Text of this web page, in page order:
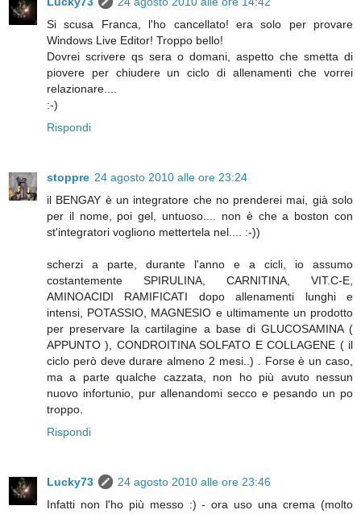
Si scusa Franca, l'ho cancellato! era solo per provare
Windows Live Editor! Troppo bello!
Dovrei scrivere qs sera o domani, aspetto che smetta di
piovere per chiudere un ciclo di allenamenti che vorrei
relazionare....
:-)
Rispondi
stoppre 24 agosto 2010 alle ore 23:24
il BENGAY è un integratore che no prenderei mai, già solo
per il nome, poi gel, untuoso.... non è che a boston con
st'integratori vogliono mettertela nel.... :-))
scherzi a parte, durante l'anno e a cicli, io assumo
costantemente SPIRULINA, CARNITINA, VIT.C-E,
AMINOACIDI RAMIFICATI dopo allenamenti lunghi e
intensi, POTASSIO, MAGNESIO e ultimamente un prodotto
per preservare la cartilagine a base di GLUCOSAMINA (
APPUNTO ), CONDROITINA SOLFATO E COLLAGENE ( il
ciclo però deve durare almeno 2 mesi..) . Forse è un caso,
ma a parte qualche cazzata, non ho più avuto nessun
nuovo infortunio, pur allenandomi secco e pesando un po
troppo.
Rispondi
Lucky73
24 agosto 2010 alle ore 23:46
Infatti non l'ho più messo :) - ora uso una crema (molto